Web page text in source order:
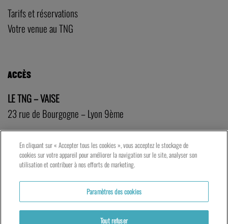
Tarifs et réservations
Votre venue au TNG
ACCÈS
LE TNG – VAISE
23 rue de Bourgogne – Lyon 9ème
LES ATELIERS – PRESQU’ÎLE
5 rue du Petit David – Lyon 2ème
En cliquant sur « Accepter tous les cookies », vous acceptez le stockage de
cookies sur votre appareil pour améliorer la navigation sur le site, analyser son
utilisation et contribuer à nos efforts de marketing.
Paramètres des cookies
Tout refuser